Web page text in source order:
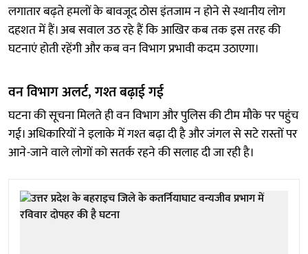
लगातार बढ़ते हमलों के बावजूद ठोस इंतजाम न होने से स्थानीय लोग
दहशत में हैं। अब सवाल उठ रहे हैं कि आखिर कब तक इस तरह की
घटनाएं होती रहेंगी और कब वन विभाग प्रभावी कदम उठाएगा।
वन विभाग अलर्ट, गश्त बढ़ाई गई
घटना की सूचना मिलते ही वन विभाग और पुलिस की टीम मौके पर पहुंच
गई। अधिकारियों ने इलाके में गश्त बढ़ा दी है और जंगल से सटे रास्तों पर
आने-जाने वाले लोगों को सतर्क रहने की सलाह दी जा रही है।